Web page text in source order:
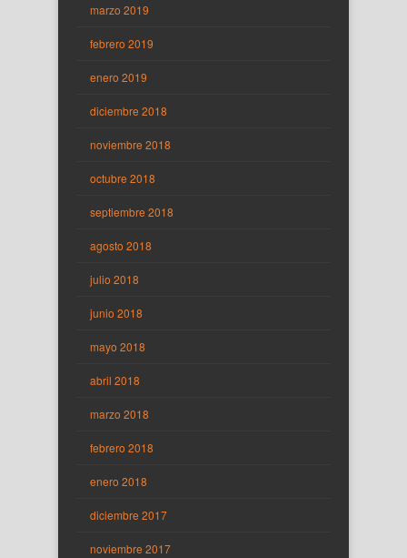
marzo 2019
febrero 2019
enero 2019
diciembre 2018
noviembre 2018
octubre 2018
septiembre 2018
agosto 2018
julio 2018
junio 2018
mayo 2018
abril 2018
marzo 2018
febrero 2018
enero 2018
diciembre 2017
noviembre 2017